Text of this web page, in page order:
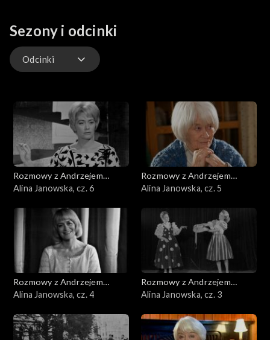
Sezony i odcinki
Odcinki
Rozmowy z Andrzejem
Doboszem
Alina Janowska, cz. 6
Rozmowy z Andrzejem
Doboszem
Alina Janowska, cz. 5
Rozmowy z Andrzejem
Doboszem
Alina Janowska, cz. 4
Rozmowy z Andrzejem
Doboszem
Alina Janowska, cz. 3